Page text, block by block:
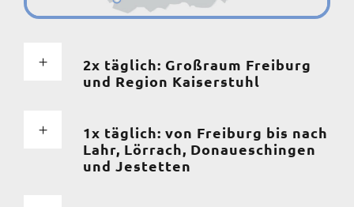
2x täglich: Großraum Freiburg
und Region Kaiserstuhl
1x täglich: von Freiburg bis nach
Lahr, Lörrach, Donaueschingen
und Jestetten